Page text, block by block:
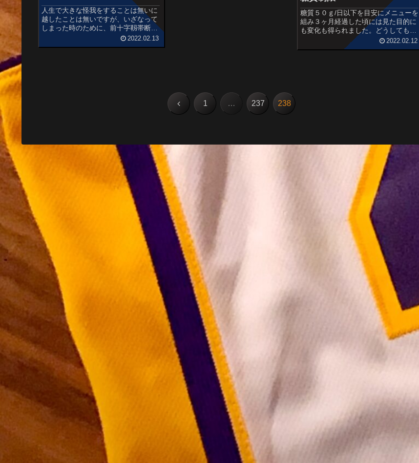
人生で大きな怪我をすることは無いに
越したことは無いですが、いざなって
しまった時のために、前十字靱帯断裂
で直面した困ったことや苦労したこと
を時系列順に羅列しておきます。この
2022.02.13
糖質５０ｇ/日以下を目安にメニューを
組み３ヶ月経過した頃には見た目的に
も変化も得られました。どうしても糖
質１桁台の食事を行ったり、満足感を
得るために工夫をこらしていた際のお
2022.02.12
前 1 … 237 238